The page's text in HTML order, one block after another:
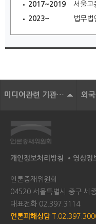
2017~2019
서울고
2023~
법무법
미디어관련 기관 및 단체
개인정보처리방침 영상정
언론중재위원회
04520 서울특별시 중구 세
대표전화 02.397.3114
언론피해상담